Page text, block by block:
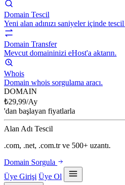
Domain Tescil
Yeni alan adınızı saniyeler içinde
Domain Transfer
Mevcut domaininizi eHost'a aktarın.
Whois
Domain whois sorgulama aracı.
DOMAIN
₺29,99/Ay
'dan başlayan fiyatlarla
Alan Adı Tescil
.com, .net, .com.tr ve 500+ uzantı.
Domain Sorgula
Üye Girişi Üye Ol